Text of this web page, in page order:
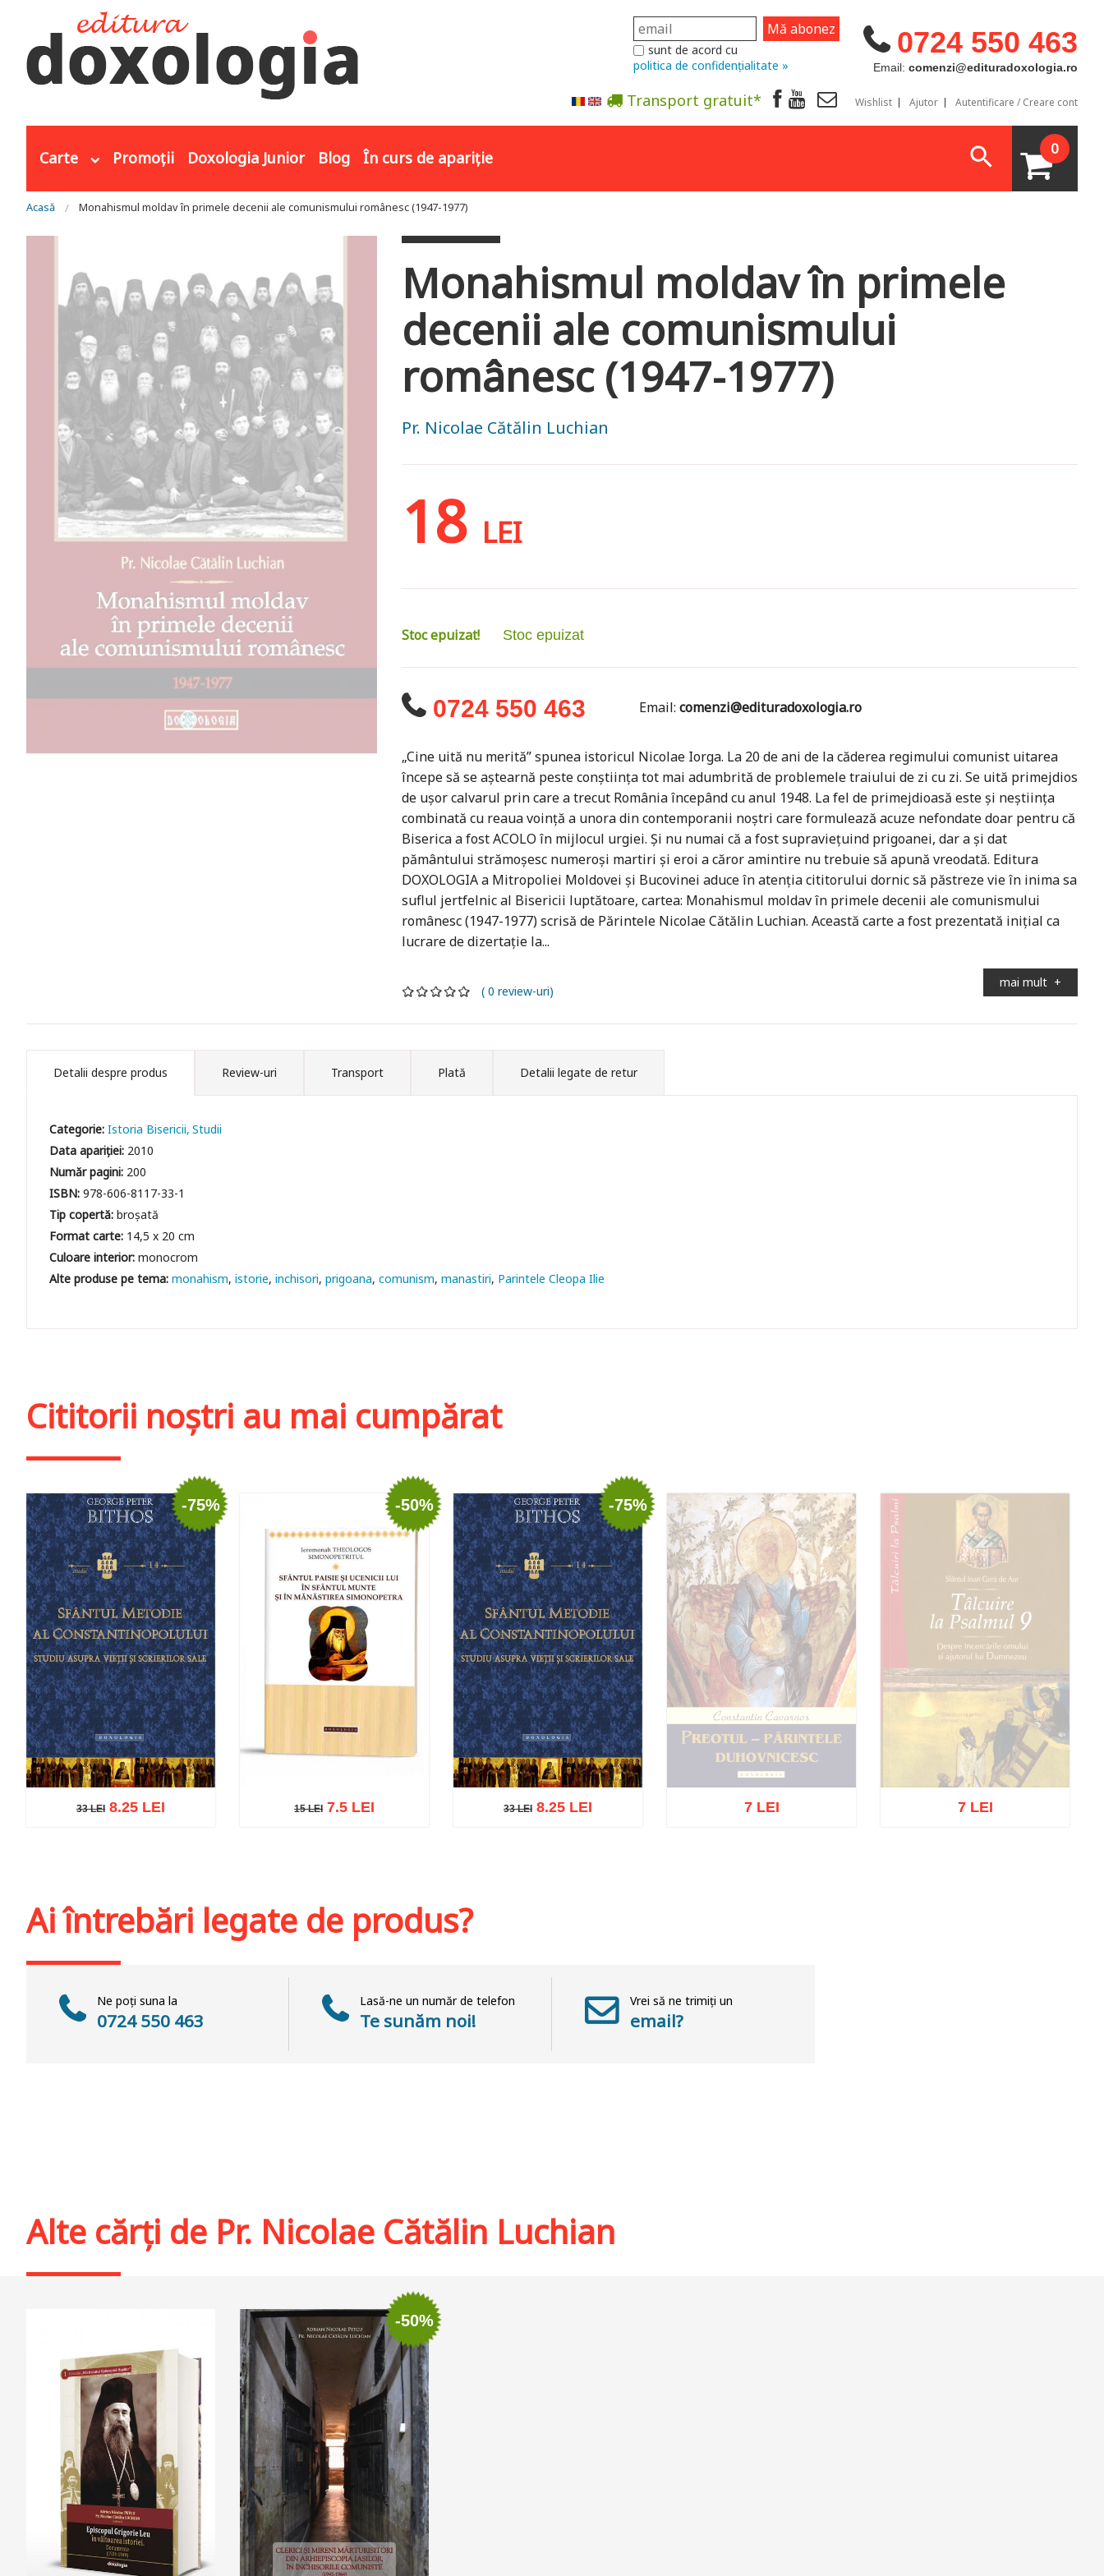
0724 550 463
Email: comenzi@edituradoxologia.ro
sunt de acord cu
politica de confidențialitate »
Transport gratuit* Wishlist Ajutor Autentificare / Creare cont
Carte Promoții Doxologia Junior Blog În curs de apariție 0
Eşti aici
Acasă Monahismul moldav în primele decenii ale comunismului românesc (1947-1977)
Monahismul moldav în primele
decenii ale comunismului
românesc (1947-1977)
Pr. Nicolae Cătălin Luchian
18 LEI
Stoc epuizat! Stoc epuizat
0724 550 463 Email:comenzi@edituradoxologia.ro
„Cine uită nu merită” spunea istoricul Nicolae Iorga. La 20 de ani de la căderea regimului comunist uitarea
începe să se aştearnă peste conştiinţa tot mai adumbrită de problemele traiului de zi cu zi. Se uită primejdios
de uşor calvarul prin care a trecut România începând cu anul 1948. La fel de primejdioasă este şi neştiinţa
combinată cu reaua voinţă a unora din contemporanii noştri care formulează acuze nefondate doar pentru că
Biserica a fost ACOLO în mijlocul urgiei. Şi nu numai că a fost supravieţuind prigoanei, dar a şi dat
pământului strămoşesc numeroşi martiri şi eroi a căror amintire nu trebuie să apună vreodată. Editura
DOXOLOGIA a Mitropoliei Moldovei şi Bucovinei aduce în atenţia cititorului dornic să păstreze vie în inima sa
suflul jertfelnic al Bisericii luptătoare, cartea: Monahismul moldav în primele decenii ale comunismului
românesc (1947-1977) scrisă de Părintele Nicolae Cătălin Luchian. Această carte a fost prezentată iniţial ca
lucrare de dizertaţie la...
mai mult +
( 0 review-uri)
Detalii despre produs Review-uri Transport Plată Detalii legate de retur
Categorie:Istoria Bisericii Studii
Data apariției: 2010
Număr pagini: 200
ISBN:978-606-8117-33-1
Tip copertă:broșată
Format carte: 14,5 x 20 cm
Culoare interior:monocrom
monahism istorie inchisori prigoana comunism manastiri Parintele Cleopa Ilie
Cititorii noștri au mai cumpărat
-75%
33 LEI 8.25 LEI
-50%
15 LEI 7.5 LEI
-75%
33 LEI 8.25 LEI 7 LEI 7 LEI
Ai întrebări legate de produs?
Ne poți suna la
0724 550 463
Lasă-ne un număr de telefon
Te sunăm noi!
Vrei să ne trimiți un
email?
Alte cărți de Pr. Nicolae Cătălin Luchian
-50%